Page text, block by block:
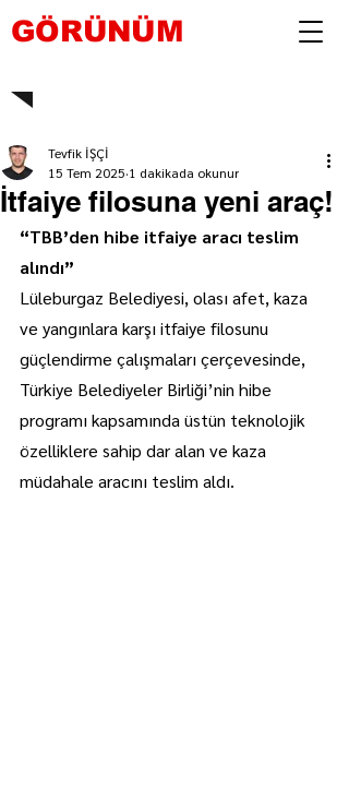
GÖRÜNÜM
İtfaiye filosuna yeni araç!
Tevfik İŞÇİ
15 Tem 2025 1 dakikada okunur
“TBB’den hibe itfaiye aracı teslim
alındı”
Lüleburgaz Belediyesi, olası afet, kaza
ve yangınlara karşı itfaiye filosunu
güçlendirme çalışmaları çerçevesinde,
Türkiye Belediyeler Birliği’nin hibe
programı kapsamında üstün teknolojik
özelliklere sahip dar alan ve kaza
müdahale aracını teslim aldı.